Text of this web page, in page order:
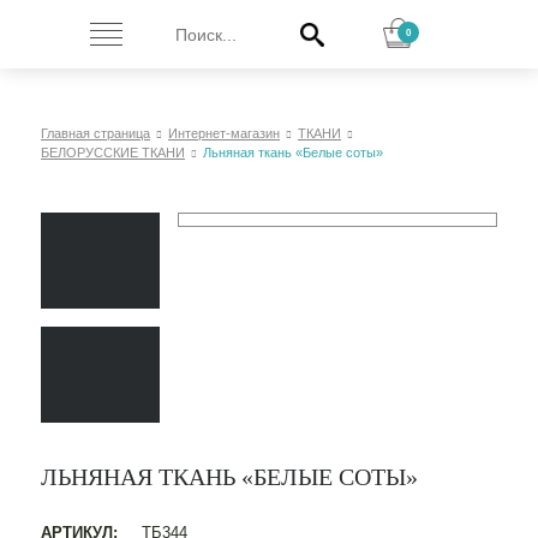
0
Главная страница Интернет-магазин
ТКАНИ
БЕЛОРУССКИЕ ТКАНИ
Льняная ткань «Белые соты»
ЛЬНЯНАЯ ТКАНЬ «БЕЛЫЕ СОТЫ»
АРТИКУЛ: ТБ344